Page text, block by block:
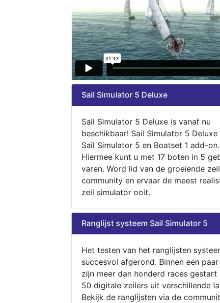
Sail Simulator 5 Deluxe
Sail Simulator 5 Deluxe is vanaf nu
beschikbaar! Sail Simulator 5
Sail Simulator 5 en Boatset 1 add-on.
Hiermee kunt u met 17 boten in 5
varen. Word lid van de groeiende zeil
community en ervaar de meest
zeil simulator ooit.
Ranglijst systeem Sail Simulator 5
Het testen van het ranglijsten
succesvol afgerond. Binnen een
zijn meer dan honderd races gestart
50 digitale zeilers uit verschillende
Bekijk de ranglijsten via de